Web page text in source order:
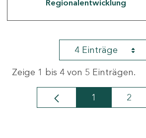
Regionalentwicklung
4 Einträge
Zeige 1 bis 4 von 5 Einträgen.
Seite
1 Seite
2